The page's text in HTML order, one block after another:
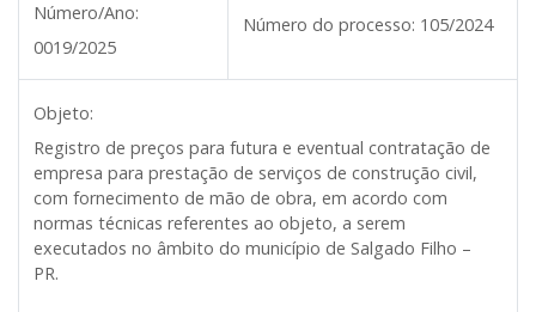
Número/Ano:
0019/2025
Número do processo: 105/2024
Objeto:
Registro de preços para futura e eventual contratação de
empresa para prestação de serviços de construção civil,
com fornecimento de mão de obra, em acordo com
normas técnicas referentes ao objeto, a serem
executados no âmbito do município de Salgado Filho –
PR.